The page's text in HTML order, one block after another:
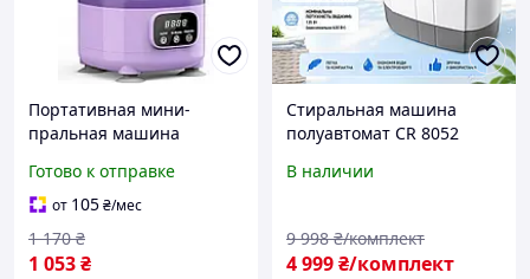
Портативная мини-
пральная машина
машина для стирки и
отжима небольших
вещей
Готово к отправке
от 105₴/мес
1 053₴
1 170 ₴
Стиральная машина
полуавтомат CR 8052
машина с центрифугой
дома Мини стирка 540 х
570
В наличии
4 999₴/комплект
9 998 ₴/комплект